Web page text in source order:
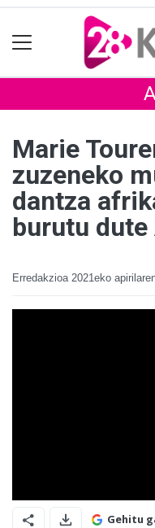
Marie
zuzeneko
dantza
burutu dute
Erredakzioa 2021eko
Gehitu